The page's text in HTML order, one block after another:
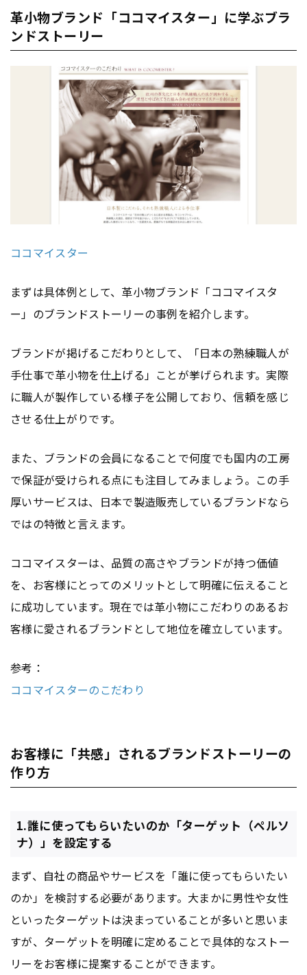
革小物ブランド「ココマイスター」に学ぶブラ
ンドストーリー
ココマイスター
まずは具体例として、革小物ブランド「ココマイスタ
ー」のブランドストーリーの事例を紹介します。
ブランドが掲げるこだわりとして、「日本の熟練職人が
手仕事で革小物を仕上げる」ことが挙げられます。実際
に職人が製作している様子を公開しており、信頼を感じ
させる仕上がりです。
また、ブランドの会員になることで何度でも国内の工房
で保証が受けられる点にも注目してみましょう。この手
厚いサービスは、日本で製造販売しているブランドなら
ではの特徴と言えます。
ココマイスターは、品質の高さやブランドが持つ価値
を、お客様にとってのメリットとして明確に伝えること
に成功しています。現在では革小物にこだわりのあるお
客様に愛されるブランドとして地位を確立しています。
参考：
ココマイスターのこだわり
お客様に「共感」されるブランドストーリーの
作り方
1.誰に使ってもらいたいのか「ターゲット（ペルソ
ナ）」を設定する
まず、自社の商品やサービスを「誰に使ってもらいたい
のか」を検討する必要があります。大まかに男性や女性
といったターゲットは決まっていることが多いと思いま
すが、ターゲットを明確に定めることで具体的なストー
リーをお客様に提案することができます。